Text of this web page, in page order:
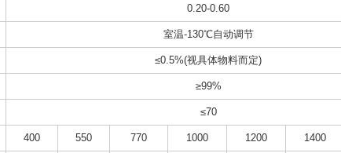
0.20-0.60
室温-130℃自动调节
≤0.5%(视具体物料而定)
≥99%
≤70
400 550 770 1000 1200 1400